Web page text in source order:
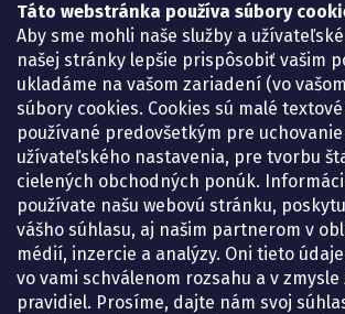
Táto webstránka používa súbory
Aby sme mohli naše služby a
našej stránky lepšie prispôsobiť vašim
ukladáme na vašom zariadení (vo
súbory cookies. Cookies sú malé
používané predovšetkým pre
užívateľského nastavenia, pre tvorbu
cielených obchodných ponúk.
používate našu webovú stránku,
vášho súhlasu, aj našim partnerom v
médií, inzercie a analýzy. Oni tieto
vo vami schválenom rozsahu a v
pravidiel. Prosíme, dajte nám svoj
Lekáreň ADONAI
Košice – Smetanova 2
Pondelok:
07.30 – 15.30 h.
Utorok:
07.30 – 16.00 h.
Streda:
07.30 – 16.00 h.
Štvrtok:
07.30 – 15.30 h.
Piatok:
07.30 – 15.30 h.
KONTAKT
eshop@lekarenadonai.sk
+421 948 203 203
Nájdete nás na Facebooku.